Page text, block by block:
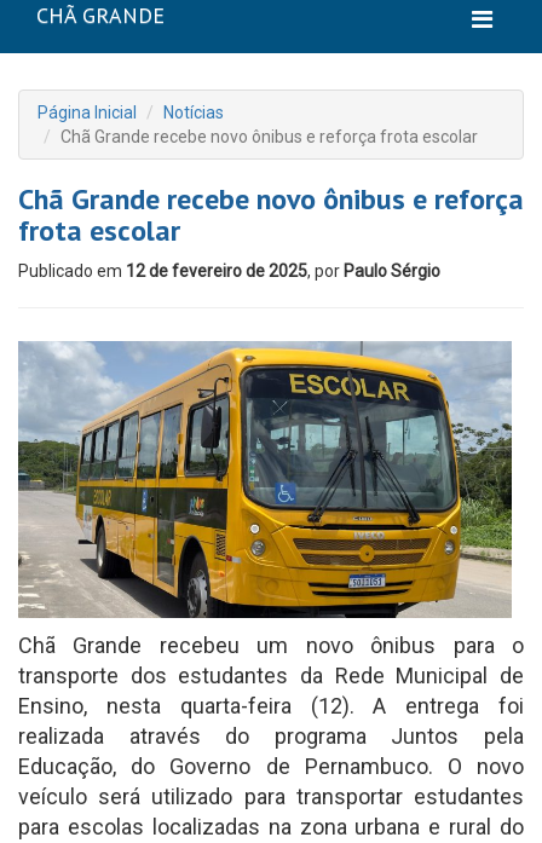
CHÃ GRANDE
Página Inicial
Notícias
Chã Grande recebe novo ônibus e reforça frota escolar
Chã Grande recebe novo ônibus e reforça
frota escolar
Publicado em 12 de fevereiro de 2025, por Paulo Sérgio
Chã Grande recebeu um novo ônibus para o
transporte dos estudantes da Rede Municipal de
Ensino, nesta quarta-feira (12). A entrega foi
realizada através do programa Juntos pela
Educação, do Governo de Pernambuco. O novo
veículo será utilizado para transportar estudantes
para escolas localizadas na zona urbana e rural do